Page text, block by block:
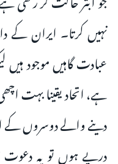
نہیں کرتا۔ ایران کے
عبادت گاہیں موجود ہیں
ہے، اتحاد یقینا بہت
دینے والے دوسروں کے
درپے ہوں تو یہ